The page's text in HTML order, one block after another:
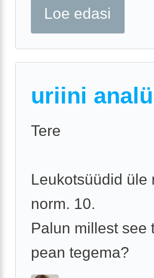
Loe edasi
uriini
Tere
Leukotsüüdid üle
norm. 10.
Palun millest see
pean tegema?